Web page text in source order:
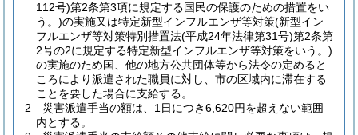
112号)第2条第3項に規定する国民の保護のための措置をい
う。)の実施又は特定新型インフルエンザ等対策(新型イン
フルエンザ等対策特別措置法(平成24年法律第31号)第2条第
2号の2に規定する特定新型インフルエンザ等対策をいう。)
の実施のため国、他の地方公共団体等から法令の定めると
ころにより派遣された職員に対し、市の区域内に滞在する
ことを要した場合に支給する。
2
災害派遣手当の額は、1日につき6,620円を超えない範囲
内とする。